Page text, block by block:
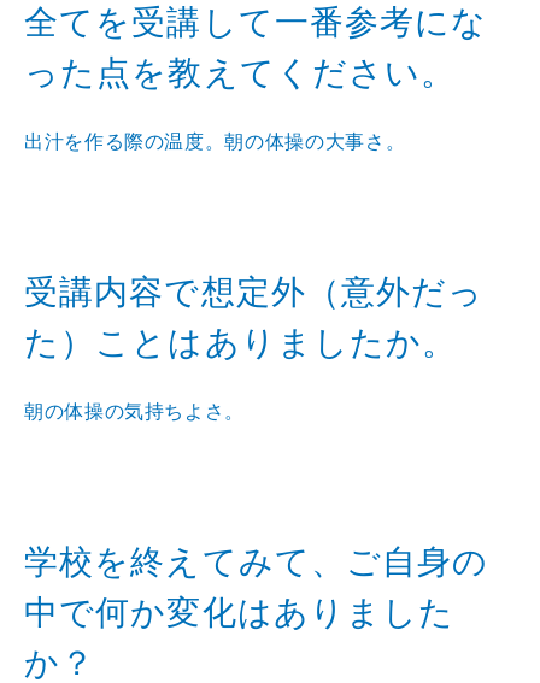
全てを受講して一番参考にな
った点を教えてください。
出汁を作る際の温度。朝の体操の大事さ。
受講内容で想定外（意外だっ
た）ことはありましたか。
朝の体操の気持ちよさ。
学校を終えてみて、ご自身の
中で何か変化はありました
か？